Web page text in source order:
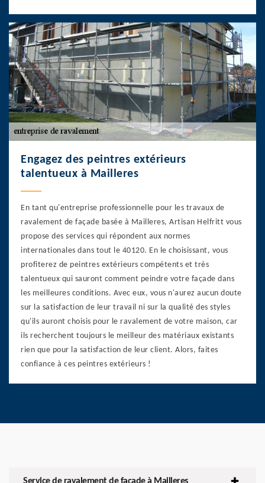
Engagez des peintres extérieurs
talentueux à Mailleres
En tant qu'entreprise professionnelle pour les travaux de
ravalement de façade basée à Mailleres, Artisan Helfritt vous
propose des services qui répondent aux normes
internationales dans tout le 40120. En le choisissant, vous
profiterez de peintres extérieurs compétents et très
talentueux qui sauront comment peindre votre façade dans
les meilleures conditions. Avec eux, vous n'aurez aucun doute
sur la satisfaction de leur travail ni sur la qualité des styles
qu'ils auront choisis pour le ravalement de votre maison, car
ils recherchent toujours le meilleur des matériaux existants
rien que pour la satisfaction de leur client. Alors, faites
confiance à ces peintres extérieurs !
Service de ravalement de façade à Mailleres